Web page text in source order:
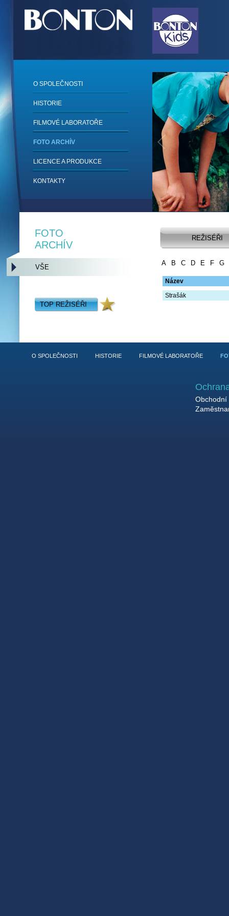
1/6
O SPOLEČNOSTI
HISTORIE
FILMOVÉ LABORATOŘE
FOTO ARCHÍV
LICENCE A PRODUKCE
KONTAKTY
REŽISÉŘI
A B C D E F G
Název
Strašák
FOTO
ARCHÍV
VŠE
TOP REŽISÉŘI
O SPOLEČNOSTI HISTORIE FILMOVÉ LABORATOŘE
Obchodní